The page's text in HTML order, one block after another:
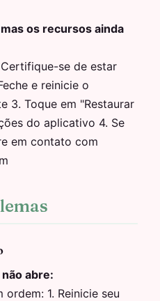
os recursos ainda
se de estar
e reinicie o
3. Toque em "Restaurar
do aplicativo 4. Se
em contato com
abre:
1. Reinicie seu